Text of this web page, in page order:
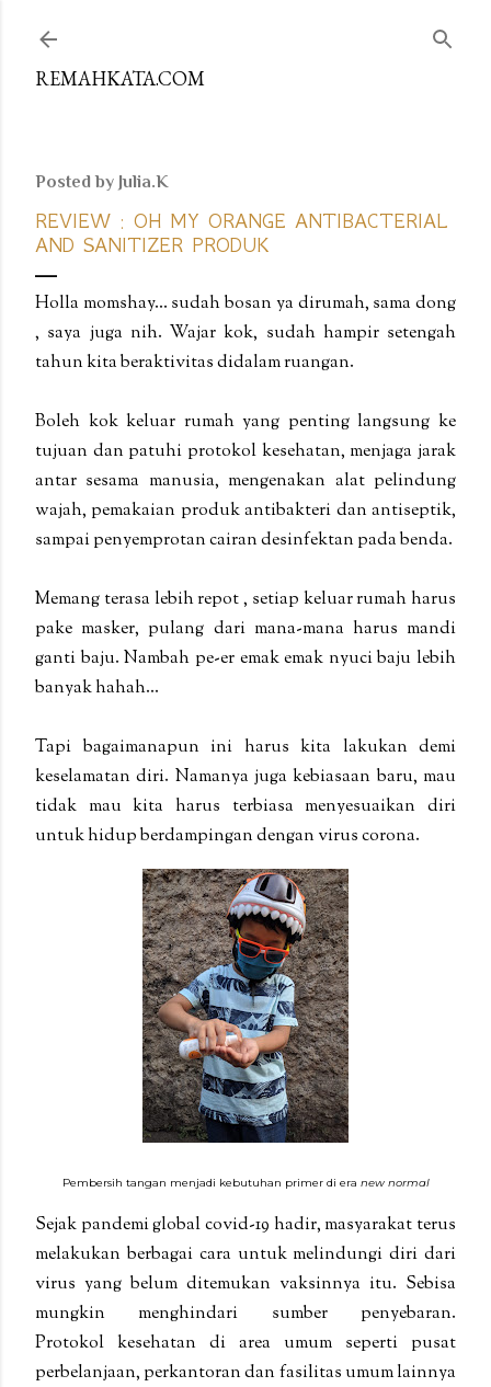
REMAHKATA.COM
Posted by Julia.K
REVIEW : OH MY ORANGE ANTIBACTERIAL
AND SANITIZER PRODUK
Holla momshay... sudah bosan ya dirumah, sama dong
, saya juga nih. Wajar kok, sudah hampir setengah
tahun kita beraktivitas didalam ruangan.
Boleh kok keluar rumah yang penting langsung ke
tujuan dan patuhi protokol kesehatan, menjaga jarak
antar sesama manusia, mengenakan alat pelindung
wajah, pemakaian produk antibakteri dan antiseptik,
sampai penyemprotan cairan desinfektan pada benda.
Memang terasa lebih repot , setiap keluar rumah harus
pake masker, pulang dari mana-mana harus mandi
ganti baju. Nambah pe-er emak emak nyuci baju lebih
banyak hahah...
Tapi bagaimanapun ini harus kita lakukan demi
keselamatan diri. Namanya juga kebiasaan baru, mau
tidak mau kita harus terbiasa menyesuaikan diri
untuk hidup berdampingan dengan virus corona.
Pembersih tangan menjadi kebutuhan primer di era new normal
Sejak pandemi global covid-19 hadir, masyarakat terus
melakukan berbagai cara untukmelindungi diri dari
virus yang belum ditemukan vaksinnya itu. Sebisa
mungkin menghindari sumber penyebaran.
Protokol kesehatan di area umum seperti pusat
perbelanjaan, perkantoran dan fasilitas umum lainnya